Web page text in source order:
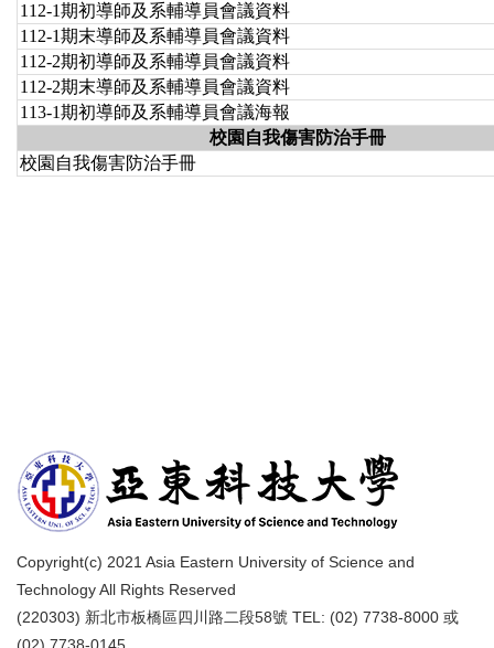
112-1期初導師及系輔導員會議資料
112-1期末導師及系輔導員會議資料
112-2期初導師及系輔導員會議資料
112-2期末導師及系輔導員會議資料
113-1期初導師及系輔導員會議海報
校園自我傷害防治手冊
校園自我傷害防治手冊
Copyright(c) 2021 Asia Eastern University of Science and
Technology All Rights Reserved
(220303) 新北市板橋區四川路二段58號 TEL: (02) 7738-8000 或